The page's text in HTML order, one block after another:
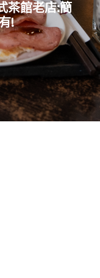
茶館老店:簡
!